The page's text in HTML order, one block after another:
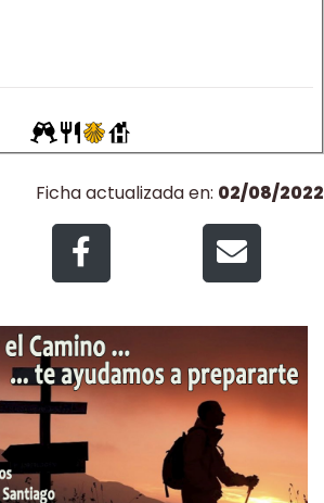
Ficha actualizada en: 02/08/2022